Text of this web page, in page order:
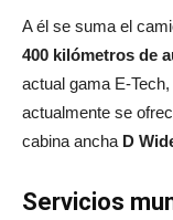
A él se suma el
400 kilómetros de
actual gama E-
actualmente se
cabina ancha D
Servicios